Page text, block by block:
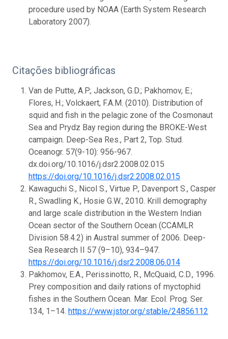
procedure used by NOAA (Earth System Research
Laboratory 2007).
Citações bibliográficas
Van de Putte, A.P.; Jackson, G.D.; Pakhomov, E.;
Flores, H.; Volckaert, F.A.M. (2010). Distribution of
squid and fish in the pelagic zone of the Cosmonaut
Sea and Prydz Bay region during the BROKE-West
campaign. Deep-Sea Res., Part 2, Top. Stud.
Oceanogr. 57(9-10): 956-967.
dx.doi.org/10.1016/j.dsr2.2008.02.015
https://doi.org/10.1016/j.dsr2.2008.02.015
Kawaguchi S., Nicol S., Virtue P., Davenport S., Casper
R., Swadling K., Hosie G.W., 2010. Krill demography
and large scale distribution in the Western Indian
Ocean sector of the Southern Ocean (CCAMLR
Division 58.4.2) in Austral summer of 2006. Deep-
Sea Research II 57 (9–10), 934–947.
https://doi.org/10.1016/j.dsr2.2008.06.014
Pakhomov, E.A., Perissinotto, R., McQuaid, C.D., 1996.
Prey composition and daily rations of myctophid
fishes in the Southern Ocean. Mar. Ecol. Prog. Ser.
134, 1–14. https://www.jstor.org/stable/24856112